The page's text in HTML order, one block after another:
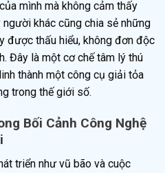
mình mà không cảm thấy
khác cũng chia sẻ những
được thấu hiểu, không đơn độc
Đây là một cơ chế tâm lý thú
thành một công cụ giải tỏa
trong thế giới số.
Bối Cảnh Công Nghệ
triển như vũ bão và cuộc